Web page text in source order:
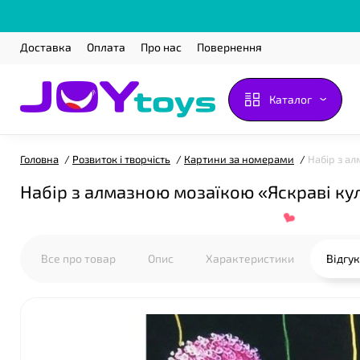
Доставка Оплата Про нас Повернення
Каталог
Головна Розвиток і творчість Картини за номерами Набір з
Набір з алмазною мозаїкою «Яскраві
Все про товар Опис Характеристики